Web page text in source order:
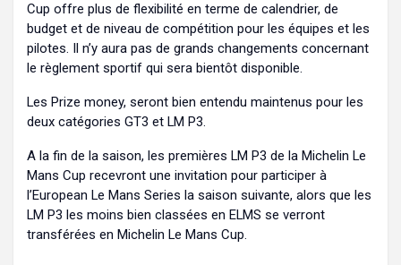
Cup offre plus de flexibilité en terme de calendrier, de
budget et de niveau de compétition pour les équipes et les
pilotes. Il n’y aura pas de grands changements concernant
le règlement sportif qui sera bientôt disponible.
Les Prize money, seront bien entendu maintenus pour les
deux catégories GT3 et LM P3.
A la fin de la saison, les premières LM P3 de la Michelin Le
Mans Cup recevront une invitation pour participer à
l’European Le Mans Series la saison suivante, alors que les
LM P3 les moins bien classées en ELMS se verront
transférées en Michelin Le Mans Cup.